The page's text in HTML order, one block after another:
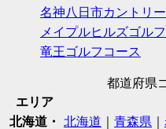
名神八日市カントリ
メイプルヒルズゴル
竜王ゴルフコース
都道府県
エリア
北海道・
北海道 青森県